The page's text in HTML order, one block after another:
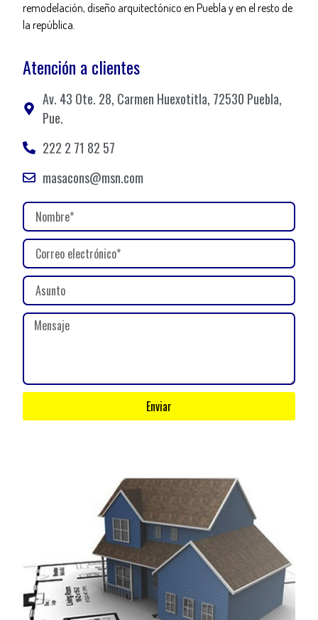
remodelación, diseño arquitectónico en Puebla y en el resto de
la república.
Atención a clientes
Av. 43 Ote. 28, Carmen Huexotitla, 72530 Puebla,
Pue.
222 2 71 82 57
masacons@msn.com
Enviar